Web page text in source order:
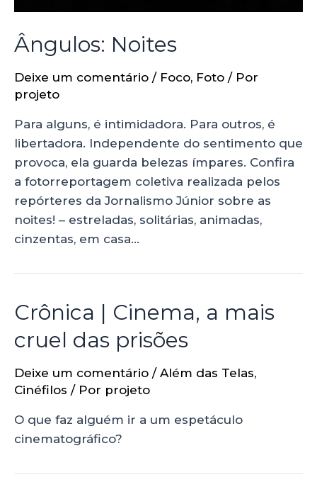
Ângulos: Noites
Deixe um comentário / Foco, Foto / Por
projeto
Para alguns, é intimidadora. Para outros, é
libertadora. Independente do sentimento que
provoca, ela guarda belezas ímpares. Confira
a fotorreportagem coletiva realizada pelos
repórteres da Jornalismo Júnior sobre as
noites! – estreladas, solitárias, animadas,
cinzentas, em casa…
Crônica | Cinema, a mais
cruel das prisões
Deixe um comentário / Além das Telas,
Cinéfilos / Por projeto
O que faz alguém ir a um espetáculo
cinematográfico?